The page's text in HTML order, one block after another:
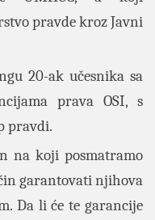
pravde kroz Javni
20-ak učesnika sa
prava OSI, s
pravdi.
na koji posmatramo
garantovati njihova
Da li će te garancije